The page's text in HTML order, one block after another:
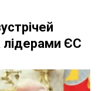
лідерами ЄС